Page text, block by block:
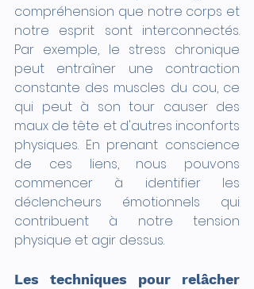
compréhension que notre corps et
notre esprit sont interconnectés.
Par exemple, le stress chronique
peut entraîner une contraction
constante des muscles du cou, ce
qui peut à son tour causer des
maux de tête et d'autres inconforts
physiques. En prenant conscience
de ces liens, nous pouvons
commencer à identifier les
déclencheurs émotionnels qui
contribuent à notre tension
physique et agir dessus.
Les techniques pour relâcher